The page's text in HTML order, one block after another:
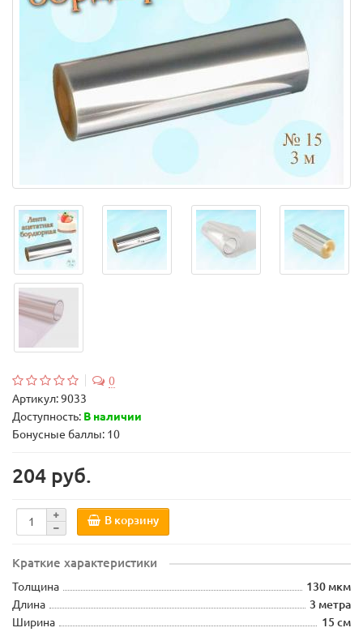
0
Артикул:9033
Доступность: В наличии
Бонусные баллы: 10
204 руб.
В корзину
Краткие характеристики
Толщина
130 мкм
Длина
3 метра
Ширина
15 см